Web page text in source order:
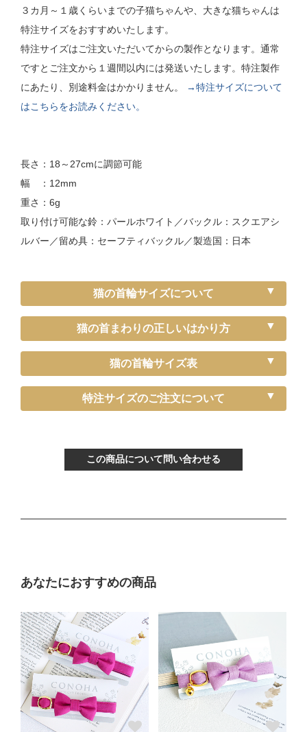
３カ月～１歳くらいまでの子猫ちゃんや、大きな猫ちゃんは
特注サイズをおすすめいたします。
特注サイズはご注文いただいてからの製作となります。通常
ですとご注文から１週間以内には発送いたします。特注製作
にあたり、別途料金はかかりません。
→特注サイズについて
はこちらをお読みください。
長さ：18～27cmに調節可能
幅 ：12mm
重さ：6g
取り付け可能な鈴：パールホワイト／バックル：スクエアシ
ルバー／留め具：セーフティバックル／製造国：日本
猫の首輪サイズについて
猫の首まわりの正しいはかり方
猫の首輪サイズ表
《特注》Sサイズ（－5cm）
Mサイズ
16～21cm
〔首輪サイズ〕
バックルで18～27cmに調節可能
〔サイズの目安〕
3～5kgの成猫
特注サイズのご注文について
この商品について問い合わせる
あなたにおすすめの商品